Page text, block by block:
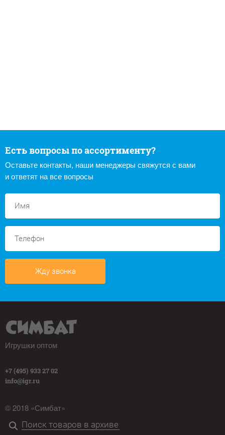
Есть вопросы по ассортименту?
Оставьте контакты, наши менеджеры свяжутся с вами
и ответят на все вопросы
Жду звонка
Игрушки оптом
+7 (495) 933 27 02
info@igr.ru
© 2018 «Симбат»